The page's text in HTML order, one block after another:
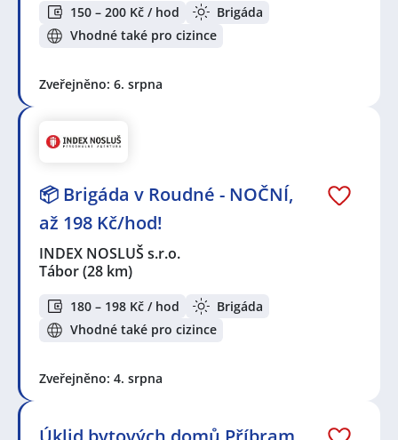
databáze s.r.o.,INDEX NOSLUŠ s.r.o.,
ManpowerGroup s.r.o., Lidl Česká republika s.r.o.
Albert Česká republika, s.r.o.
Seznam lokalit v zobrazených inzerátech:
Celá ČR
Mníšek pod Brdy
150 – 200 Kč / hod
Brigáda
Vhodné také pro cizince
Zveřejněno: 6. srpna
📦 Brigáda v Roudné - NOČNÍ,
až 198 Kč/hod!
INDEX NOSLUŠ s.r.o.
Tábor(28 km)
180 – 198 Kč / hod
Brigáda
Vhodné také pro cizince
Zveřejněno: 4. srpna